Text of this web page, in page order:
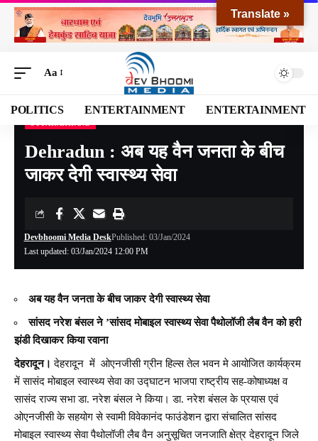
Aa
POLITICS ENTERTAINMENT ENTERTAINMENT
Devbhoomi Media NATIONAL> UTTARAKHAND> Dehradun : अब यह वैन जनता के बीच जाकर देगी स्वास्थ्य सेवा
Dehradun : अब यह वैन जनता के बीच
जाकर देगी स्वास्थ्य सेवा
Last updated: 03/Jan/2024 12:00 PM
Devbhoomi Media DeskPublished: 03/Jan/2024
अब यह वैन जनता के बीच जाकर देगी स्वास्थ्य सेवा
सांसद नरेश बंसल ने ’सांसद मोबाइल स्वास्थ्य सेवा पैथोलॉजी लैब वैन को हरी
झंडी दिखाकर किया रवाना
देहरादून। देहरादून में ओएनजीसी ग्रीन हिल्स तेल भवन मे आयोजित कार्यक्रम
में सासंद मोबाइल स्वास्थ्य सेवा का उद्घाटन भाजपा राष्ट्रीय सह-कोषाध्यक्ष व
सासंद राज्य सभा डा. नरेश बंसल ने किया। डा. नरेश बंसल के प्रयास एवं
ओएनजीसी के सहयोग से स्वामी विवेकानंद फाउंडेशन द्वारा संचालित सांसद
मोबाइल स्वास्थ्य सेवा पैथोलॉजी लैब वैन अनुसूचित जनजाति क्षेत्र देहरादून जिले
Translate »